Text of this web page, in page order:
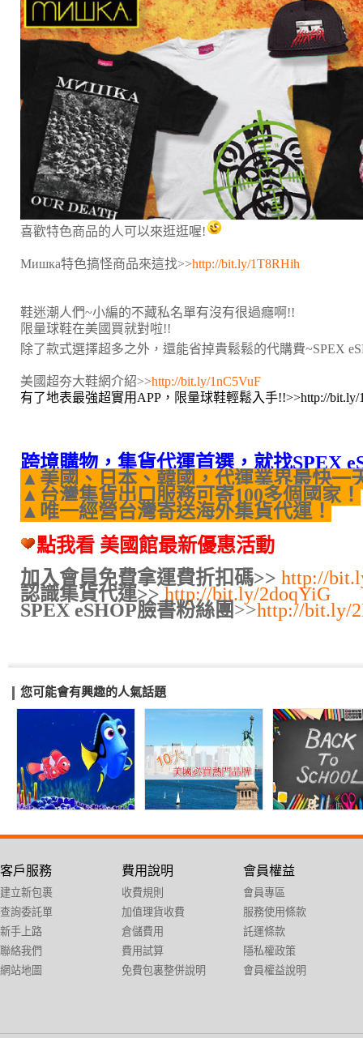
喜歡特色商品的人可以來逛逛喔!
Мишка特色搞怪商品來這找>>http://bit.ly/1T8RHih
鞋迷潮人們~小編的不藏私名單有沒有很過癮啊!!
限量球鞋在美國買就對啦!!
除了款式選擇超多之外，還能省掉貴鬆鬆的代購費~SPEX
美國超夯大鞋網介紹>>http://bit.ly/1nC5VuF
有了地表最強超實用APP，限量球鞋輕鬆入手!!>>http://bit.ly/
跨境購物，集貨代運首選，就找SPEX
▲美國、日本、韓國，代運業界最快一
▲台灣集貨出口服務可寄100多個國家！
▲唯一經營台灣寄送海外集貨代運！
點我看 美國館最新優惠活動
加入會員免費拿運費折扣碼>> http://
認識集貨代運>> http://bit.ly/2doqYiG
SPEX eSHOP臉書粉絲團>>http://bit.ly/
您可能會有興趣的人氣話題
客戶服務
建立新包裹
查詢委託單
新手上路
聯絡我們
網站地圖
費用說明
收費規則
加值理貨收費
倉儲費用
費用試算
免費包裏整併說明
會員權益
會員專區
服務使用條款
託運條款
隱私權政策
會員權益說明